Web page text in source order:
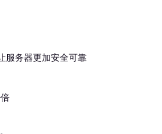
服务器更加安全可靠